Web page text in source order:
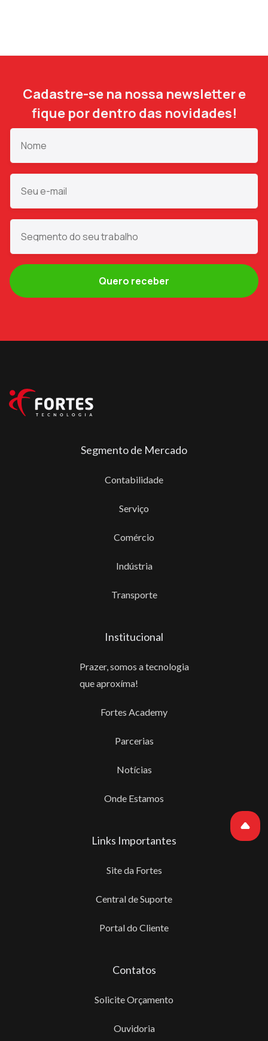
Cadastre-se na nossa newsletter e
fique por dentro das novidades!
Segmento de Mercado
Contabilidade
Serviço
Comércio
Indústria
Transporte
Institucional
Prazer, somos a tecnologia
que aproxíma!
Fortes Academy
Parcerias
Notícias
Onde Estamos
Links Importantes
Site da Fortes
Central de Suporte
Portal do Cliente
Contatos
Solicite Orçamento
Ouvidoria